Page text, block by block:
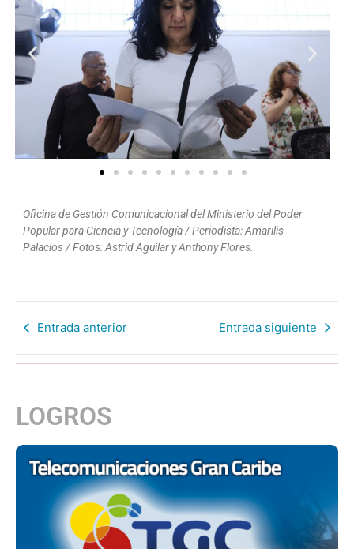
Oficina de Gestión Comunicacional del Ministerio del Poder
Popular para Ciencia y Tecnología / Periodista: Amarilis
Palacios / Fotos: Astrid Aguilar y Anthony Flores.
Entrada anterior Entrada siguiente
LOGROS